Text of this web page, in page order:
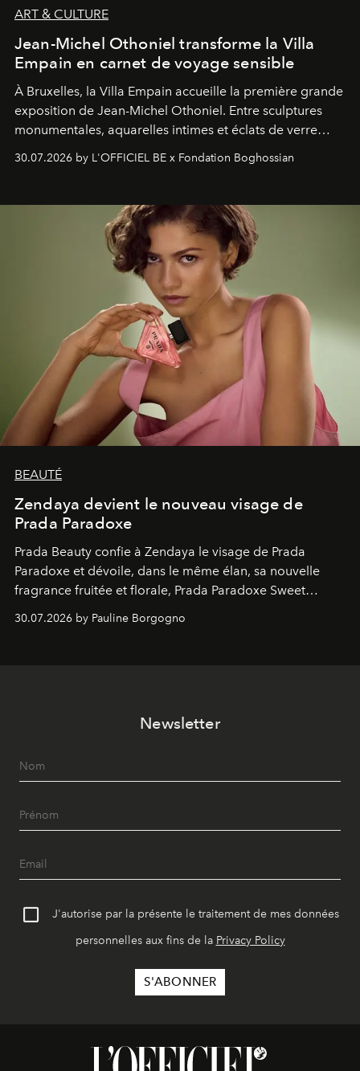
ART & CULTURE
Jean-Michel Othoniel transforme la Villa
Empain en carnet de voyage sensible
À Bruxelles, la Villa Empain accueille la première grande
exposition de Jean-Michel Othoniel. Entre sculptures
monumentales, aquarelles intimes et éclats de verre
émotionnel où chaque œuvre devient le souvenir
émerveillement.
30.07.2026 by L'OFFICIEL BE x Fondation Boghossian
BEAUTÉ
Zendaya devient le nouveau visage de
Prada Paradoxe
Prada Beauty confie à Zendaya le visage de Prada
Paradoxe et dévoile, dans le même élan, sa nouvelle
fragrance fruitée et florale, Prada Paradoxe Sweet
30.07.2026 by Pauline Borgogno
Newsletter
J'autorise par la présente le traitement de mes données
personnelles aux fins de la Privacy Policy